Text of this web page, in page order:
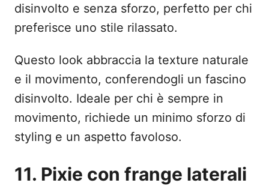
disinvolto e senza sforzo, perfetto per chi
preferisce uno stile rilassato.
Questo look abbraccia la texture naturale
e il movimento, conferendogli un fascino
disinvolto. Ideale per chi è sempre in
movimento, richiede un minimo sforzo di
styling e un aspetto favoloso.
11. Pixie con frange laterali